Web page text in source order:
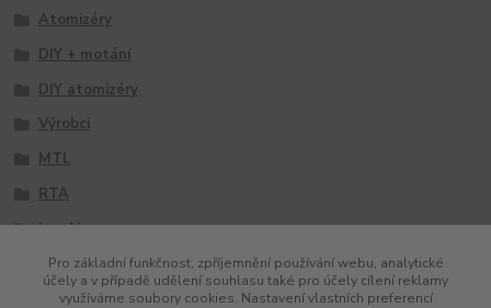
Atomizéry
DIY + motání
DIY atomizéry
Výrobci
MTL
RTA
Innokin
Pro základní funkčnost, zpříjemnění používání webu, analytické
účely a v případě udělení souhlasu také pro účely cílení reklamy
využíváme soubory cookies. Nastavení vlastních preferencí